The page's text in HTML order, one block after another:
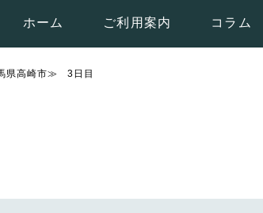
ホーム ご利用案内 コラム
県高崎市≫ 3日目